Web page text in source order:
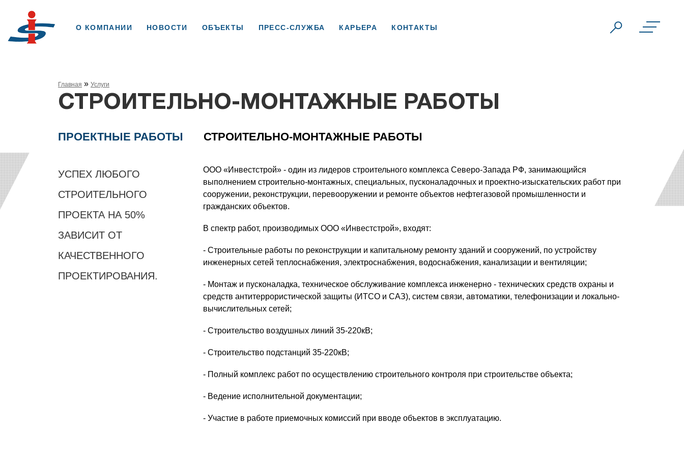
ОСНОВНАЯ НАВИГАЦИЯ
О КОМПАНИИ НОВОСТИ ОБЪЕКТЫ ПРЕСС-СЛУЖБА КАРЬЕРА КОНТАКТЫ
О КОМПАНИИ
НОВОСТИ
ОБЪЕКТЫ
ПРЕСС-СЛУЖБА
КАРЬЕРА
КОНТАКТЫ
ПОИСК
СТРОКА НАВИГАЦИИ
Главная Услуги
СТРОИТЕЛЬНО-МОНТАЖНЫЕ РАБОТЫ
МЕНЮ УСЛУГ
ПРОЕКТНЫЕ РАБОТЫ СТРОИТЕЛЬНО-МОНТАЖНЫЕ РАБОТЫ
УСПЕХ ЛЮБОГО
СТРОИТЕЛЬНОГО
ПРОЕКТА НА 50%
ЗАВИСИТ ОТ
КАЧЕСТВЕННОГО
ПРОЕКТИРОВАНИЯ.
ООО «Инвестстрой» - один из лидеров строительного комплекса Северо-Запада РФ, занимающийся
выполнением строительно-монтажных, специальных, пусконаладочных и проектно-изыскательских работ при
сооружении, реконструкции, перевооружении и ремонте объектов нефтегазовой промышленности и
гражданских объектов.
В спектр работ, производимых ООО «Инвестстрой», входят:
- Строительные работы по реконструкции и капитальному ремонту зданий и сооружений, по устройству
инженерных сетей теплоснабжения, электроснабжения, водоснабжения, канализации и вентиляции;
- Монтаж и пусконаладка, техническое обслуживание комплекса инженерно - технических средств охраны и
средств антитеррористической защиты (ИТСО и САЗ), систем связи, автоматики, телефонизации и локально-
вычислительных сетей;
- Строительство воздушных линий 35-220кВ;
- Строительство подстанций 35-220кВ;
- Полный комплекс работ по осуществлению строительного контроля при строительстве объекта;
- Ведение исполнительной документации;
- Участие в работе приемочных комиссий при вводе объектов в эксплуатацию.